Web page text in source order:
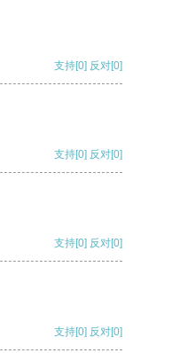
支持[0] 反对[0]
支持[0] 反对[0]
支持[0] 反对[0]
支持[0] 反对[0]